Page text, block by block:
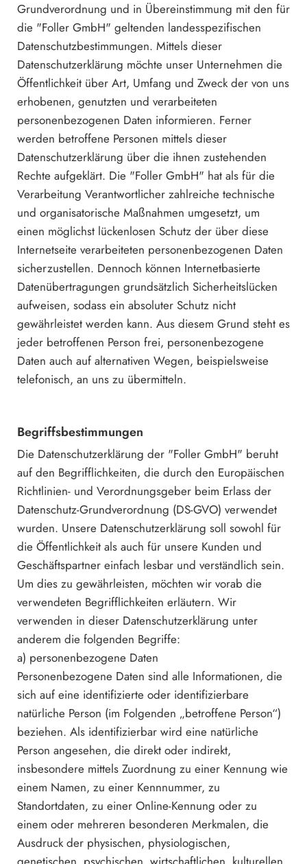
Grundverordnung und in Übereinstimmung mit den für
die "Foller GmbH" geltenden landesspezifischen
Datenschutzbestimmungen. Mittels dieser
Datenschutzerklärung möchte unser Unternehmen die
Öffentlichkeit über Art, Umfang und Zweck der von uns
erhobenen, genutzten und verarbeiteten
personenbezogenen Daten informieren. Ferner
werden betroffene Personen mittels dieser
Datenschutzerklärung über die ihnen zustehenden
Rechte aufgeklärt. Die "Foller GmbH" hat als für die
Verarbeitung Verantwortlicher zahlreiche technische
und organisatorische Maßnahmen umgesetzt, um
einen möglichst lückenlosen Schutz der über diese
Internetseite verarbeiteten personenbezogenen Daten
sicherzustellen. Dennoch können Internetbasierte
Datenübertragungen grundsätzlich Sicherheitslücken
aufweisen, sodass ein absoluter Schutz nicht
gewährleistet werden kann. Aus diesem Grund steht es
jeder betroffenen Person frei, personenbezogene
Daten auch auf alternativen Wegen, beispielsweise
telefonisch, an uns zu übermitteln.
Begriffsbestimmungen
Die Datenschutzerklärung der "Foller GmbH" beruht
auf den Begrifflichkeiten, die durch den Europäischen
Richtlinien- und Verordnungsgeber beim Erlass der
Datenschutz-Grundverordnung (DS-GVO) verwendet
wurden. Unsere Datenschutzerklärung soll sowohl für
die Öffentlichkeit als auch für unsere Kunden und
Geschäftspartner einfach lesbar und verständlich sein.
Um dies zu gewährleisten, möchten wir vorab die
verwendeten Begrifflichkeiten erläutern. Wir
verwenden in dieser Datenschutzerklärung unter
anderem die folgenden Begriffe:
a) personenbezogene Daten
Personenbezogene Daten sind alle Informationen, die
sich auf eine identifizierte oder identifizierbare
natürliche Person (im Folgenden „betroffene Person“)
beziehen. Als identifizierbar wird eine natürliche
Person angesehen, die direkt oder indirekt,
insbesondere mittels Zuordnung zu einer Kennung wie
einem Namen, zu einer Kennnummer, zu
Standortdaten, zu einer Online-Kennung oder zu
einem oder mehreren besonderen Merkmalen, die
Ausdruck der physischen, physiologischen,